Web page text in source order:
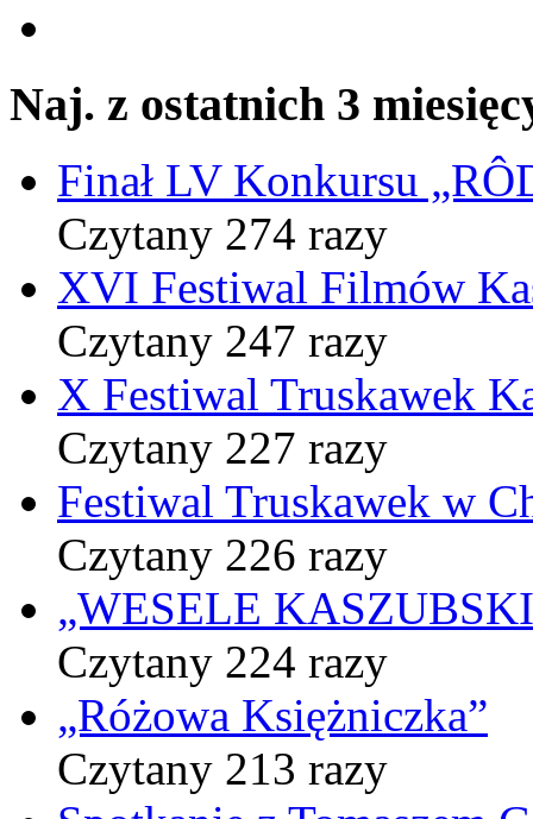
Naj. z ostatnich 3
Finał LV Konkursu
Czytany 274 razy
XVI Festiwal Filmów
Czytany 247 razy
X Festiwal Truskawek
Czytany 227 razy
Festiwal Truskawek w
Czytany 226 razy
„WESELE
Czytany 224 razy
„Różowa Księżniczka”
Czytany 213 razy